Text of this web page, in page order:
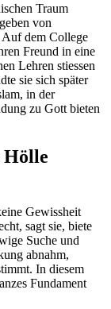
Traum
von
Auf dem College
Freund in eine
Lehren stiessen
sie sich später
in der
zu Gott bieten
Hölle
Gewissheit
sagt sie, biete
Suche und
abnahm,
In diesem
Fundament